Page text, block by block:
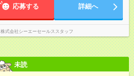
応募する 詳細へ
株式会社シーエーセールススタッフ
未読